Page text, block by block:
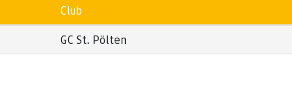
Club
GC St. Pölten